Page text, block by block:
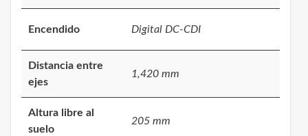
Encendido Digital DC-CDI
Distancia entre
ejes
1,420 mm
Altura libre al
suelo
205 mm